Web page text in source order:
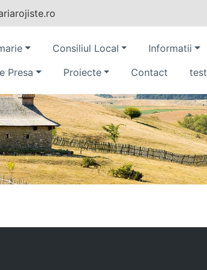
Consiliul Local Informatii
Presa
Proiecte Contact test